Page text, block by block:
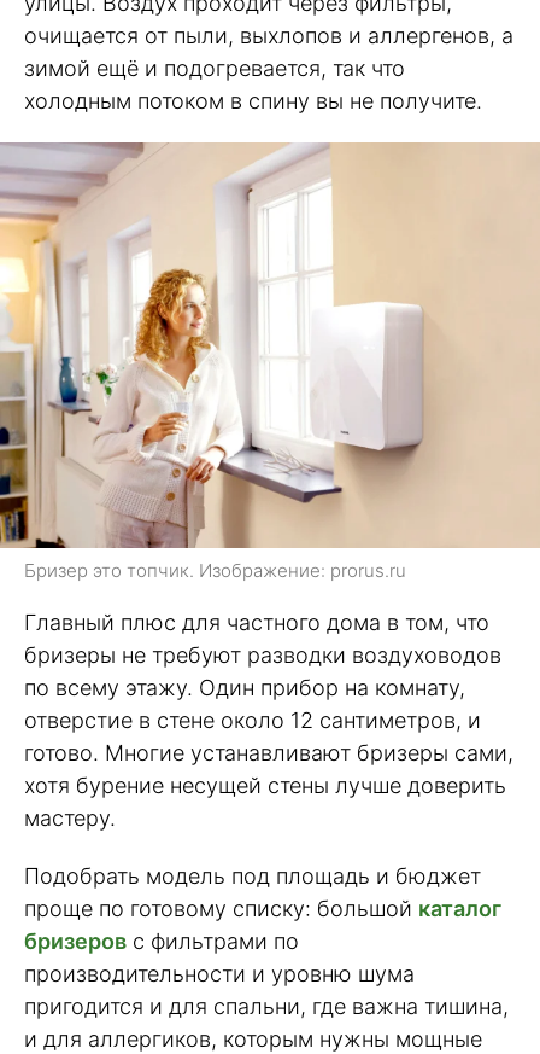
очищается от пыли, выхлопов и аллергенов, а
зимой ещё и подогревается, так что
холодным потоком в спину вы не получите.
Бризер это топчик. Изображение: prorus.ru
Главный плюс для частного дома в том, что
бризеры не требуют разводки воздуховодов
по всему этажу. Один прибор на комнату,
отверстие в стене около 12 сантиметров, и
готово. Многие устанавливают бризеры сами,
хотя бурение несущей стены лучше доверить
мастеру.
Подобрать модель под площадь и бюджет
проще по готовому списку: большой каталог
бризеров с фильтрами по
производительности и уровню шума
пригодится и для спальни, где важна тишина,
и для аллергиков, которым нужны мощные